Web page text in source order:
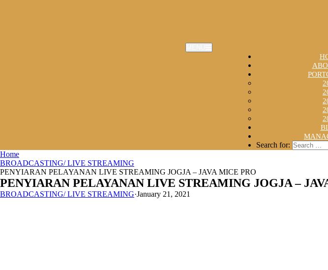
Search for:
Home
BROADCASTING/ LIVE STREAMING
PENYIARAN PELAYANAN LIVE STREAMING JOGJA – JAVA MICE PRO
PENYIARAN PELAYANAN LIVE STREAMING JOGJA –
BROADCASTING/ LIVE STREAMING·January 21, 2021